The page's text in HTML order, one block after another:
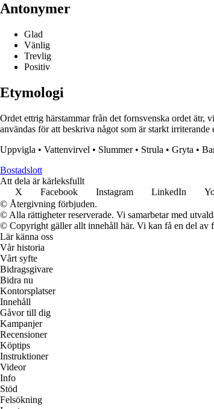
Antonymer
Glad
Vänlig
Trevlig
Positiv
Etymologi
Ordet ettrig härstammar från det fornsvenska ordet ätr,
användas för att beskriva något som är starkt irriterande
Uppvigla • Vattenvirvel • Slummer• Strula • Gryta •
Bostadslott
Att dela är kärleksfullt
X
Facebook Instagram LinkedIn
© Återgivning förbjuden.
© Alla rättigheter reserverade. Vi samarbetar med
© Copyright gäller allt innehåll här. Vi kan få en del av
Lär känna oss
Vår historia
Vårt syfte
Bidragsgivare
Bidra nu
Kontorsplatser
Innehåll
Gåvor till dig
Kampanjer
Recensioner
Köptips
Instruktioner
Videor
Info
Stöd
Felsökning